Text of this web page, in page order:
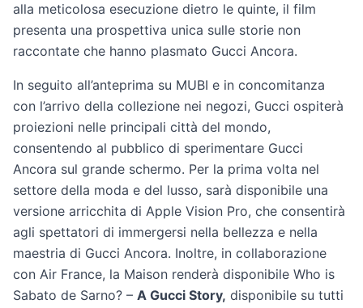
alla meticolosa esecuzione dietro le quinte, il film
presenta una prospettiva unica sulle storie non
raccontate che hanno plasmato Gucci Ancora.
In seguito all’anteprima su MUBI e in concomitanza
con l’arrivo della collezione nei negozi, Gucci ospiterà
proiezioni nelle principali città del mondo,
consentendo al pubblico di sperimentare Gucci
Ancora sul grande schermo. Per la prima volta nel
settore della moda e del lusso, sarà disponibile una
versione arricchita di Apple Vision Pro, che consentirà
agli spettatori di immergersi nella bellezza e nella
maestria di Gucci Ancora. Inoltre, in collaborazione
con Air France, la Maison renderà disponibile Who is
Sabato de Sarno? – A Gucci Story, disponibile su tutti